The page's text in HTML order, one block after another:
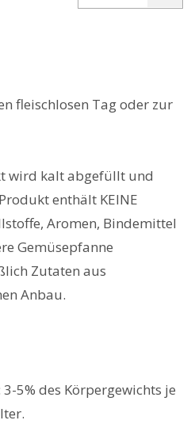
fleischlosen Tag oder zur
wird kalt abgefüllt und
enthält KEINE
Aromen, Bindemittel
Gemüsepfanne
Zutaten aus
Anbau.
5% des Körpergewichts je